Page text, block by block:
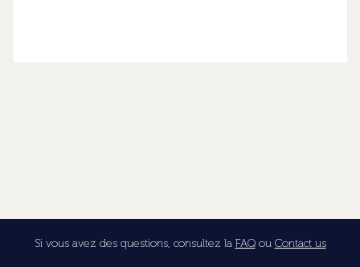
Si vous avez des questions, consultez la FAQou Contact us